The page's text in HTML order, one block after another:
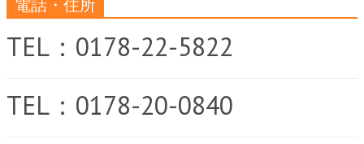
電話・住所
TEL：0178-22-5822
TEL：0178-20-0840